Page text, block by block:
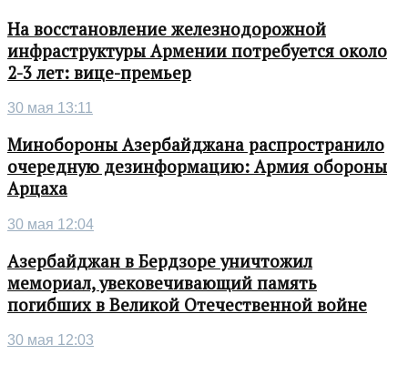
На восстановление железнодорожной
инфраструктуры Армении потребуется около
2-3 лет: вице-премьер
30 мая 13:11
Минобороны Азербайджана распространило
очередную дезинформацию: Армия обороны
Арцаха
30 мая 12:04
Азербайджан в Бердзоре уничтожил
мемориал, увековечивающий память
погибших в Великой Отечественной войне
30 мая 12:03